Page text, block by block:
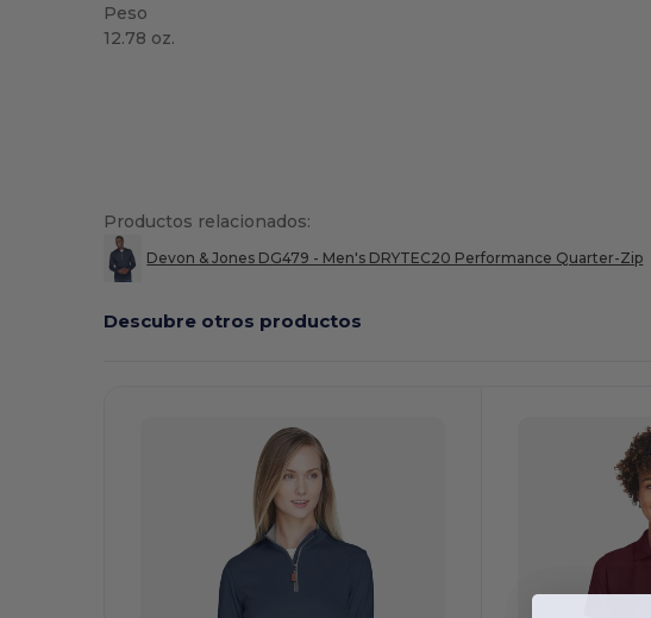
Peso
12.78 oz.
Productos relacionados:
Devon & Jones DG479 - Men's DRYTEC20 Performance Quarter-Zip
Descubre otros productos